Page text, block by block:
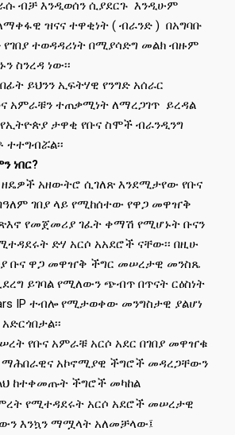
ብቻ እንዲወሰን ሲያደርጉ እንዲሁም
ዝናና ተዋቂነት ( ብራንድ ) በአግባቡ
የገበያ ተወዳዳሪነት በሚያሳድግ መልክ ብዙም
ስንረዳ ነው፡፡
ይህንን ኢፍትሃዊ የንግድ አሰራር
አምራቹን ተጠቃሚነት ለማረጋገጥ ይረዳል
ታዋቂ የቡና ስሞች ብራንዲንግ
ነበር?
ዘዴዎች አዘውትሮ ሲገለጽ እንደሚታየው የቡና
ገበያ ላይ የሚከሰተው የዋጋ መዋዠቅ
የመጀመሪያ ገፈት ቀማሽ የሚሆኑት ቡናን
ድሃ አርሶ አአደሮች ናቸው፡፡ በዚሁ
ቡና ዋጋ መዋዠቅ ችግር መሠረታዊ መንስጼ
ይገባል የሚለውን ጭብጥ በጥናት ርዕስነት
IP ተብሎ የሚታወቀው መንግስታዊ ያልሆነ
የቡና አምራቹ አርሶ አደር በገበያ መዋዠቁ
ማሕበራዊና አኮኖሚያዊ ችግሮች መዳረጋቸውን
ከተቀመጡት ችግሮች መካከል
የሚተዳደሩት አርሶ አደሮች መሠረታዊ
እንኳን ማሟላት አለመቻላው፤